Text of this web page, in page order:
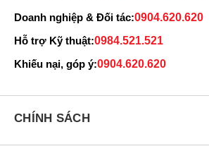
Máy có kích thước 164.4 x 77.9 x 7.5 mm và
tay. Mặt lưng vẫn là nhựa giả kính nhưng
chế bám vân tay hơn.
Doanh nghiệp & Đối tác:0904.620.620
Hỗ trợ Kỹ thuật:0984.521.521
Khiếu nại, góp ý:0904.620.620
CHÍNH SÁCH